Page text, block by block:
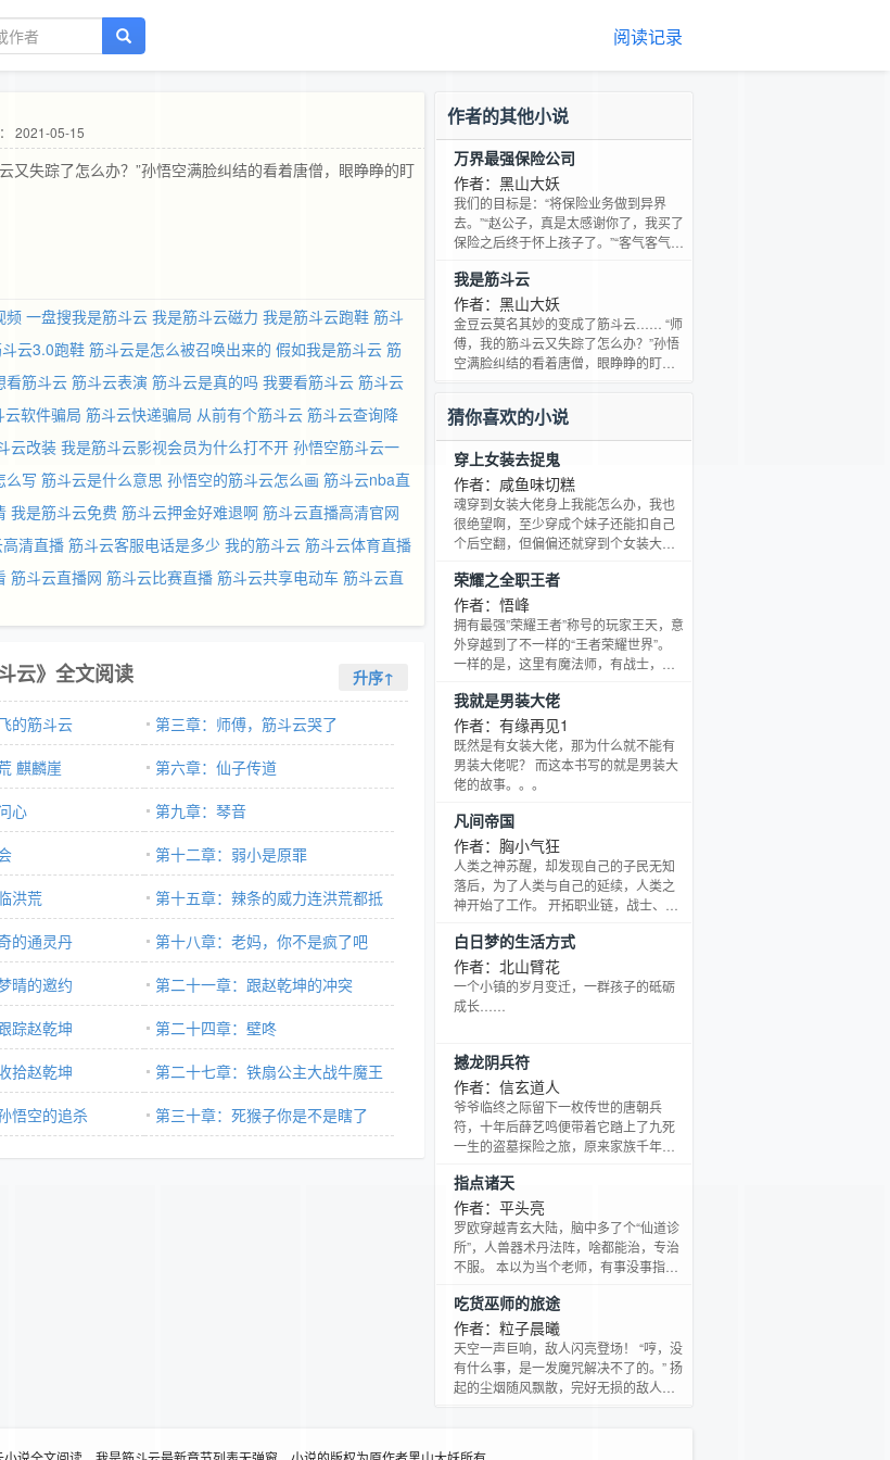
阅读记录
2021-05-15
失踪了怎么办？”孙悟空满脸纠结的看着唐僧，眼睁睁的盯
频 一盘搜我是筋斗云 我是筋斗云磁力 我是筋斗云跑鞋 筋斗
云3.0跑鞋 筋斗云是怎么被召唤出来的 假如我是筋斗云 筋
看筋斗云 筋斗云表演 筋斗云是真的吗 我要看筋斗云 筋斗云
云软件骗局 筋斗云快递骗局 从前有个筋斗云 筋斗云查询降
云改装 我是筋斗云影视会员为什么打不开 孙悟空筋斗云一
么写 筋斗云是什么意思 孙悟空的筋斗云怎么画 筋斗云nba直
我是筋斗云免费 筋斗云押金好难退啊 筋斗云直播高清官网
清直播 筋斗云客服电话是多少 我的筋斗云 筋斗云体育直播
筋斗云直播网 筋斗云比赛直播 筋斗云共享电动车 筋斗云直
云》全文阅读 升序↑
的筋斗云
第三章：师傅，筋斗云哭了
麒麟崖
第六章：仙子传道
心
第九章：琴音
第十二章：弱小是原罪
洪荒
第十五章：辣条的威力连洪荒都抵
挡不住
的通灵丹
第十八章：老妈，你不是疯了吧
晴的邀约
第二十一章：跟赵乾坤的冲突
踪赵乾坤
第二十四章：壁咚
拾赵乾坤
第二十七章：铁扇公主大战牛魔王
悟空的追杀 第三十章：死猴子你是不是瞎了
作者的其他小说
万界最强保险公司
作者：黑山大妖
我们的目标是：“将保险业务做到异界
去。”“赵公子，真是太感谢你了，我买了
保险之后终于怀上孩子了。”“客气客气，
我是筋斗云
作者：黑山大妖
金豆云莫名其妙的变成了筋斗云…… “师
傅，我的筋斗云又失踪了怎么办？”孙悟
空满脸纠结的看着唐僧，眼睁睁的盯着
猜你喜欢的小说
穿上女装去捉鬼
作者：咸鱼味切糕
魂穿到女装大佬身上我能怎么办，我也
很绝望啊，至少穿成个妹子还能扣自己
个后空翻，但偏偏还就穿到个女装大佬
了，至少人美身材好，我还能接受，但
你特么让我穿着女装去猎鬼是几个意
思？？
荣耀之全职王者
作者：悟峰
拥有最强”荣耀王者”称号的玩家王天，意
外穿越到了不一样的“王者荣耀世界”。
一样的是，这里有魔法师，有战士，有
过修炼，长生不老，开天辟地…… 穿越
过来的王天，继承了原主人全属性的特
点，从此他开启了一段不同寻常的“王者
之路”！ 路人甲:“你叫什么名字？” 王天:
“我叫王天，人称王小二”。*^_^* 路人乙:
是要成为王者的男
我就是男装大佬
作者：有缘再见1
既然是有女装大佬，那为什么就不能有
男装大佬呢？ 而这本书写的就是男装大
佬的故事。。。
凡间帝国
作者：胸小气狂
人类之神苏醒，却发现自己的子民无知
落后，为了人类与自己的延续，人类之
神开始了工作。 开拓职业链，战士、法
走大地…… 学习高精魔法，矮人机械，
窃取鼠人次元石，与森林精魄交流，驱
使亡灵，圣杯披甲，甚至Waaagh！ 重
新建立统治阶级，修改政策，鼓励生
705913059）
白日梦的生活方式
作者：北山臂花
一个小镇的岁月变迁，一群孩子的砥砺
成长……
撼龙阴兵符
作者：信玄道人
爷爷临终之际留下一枚传世的唐朝兵
符，十年后薛艺鸣便带着它踏上了九死
一生的盗墓探险之旅，原来家族千年守
地宫中竟然发现了未亡人？东海荒岛之
上可怕的神秘生物究竟是？
指点诸天
作者：平头亮
罗欧穿越青玄大陆，脑中多了个“仙道诊
所”，人兽器术丹法阵，啥都能治，专治
不服。 本以为当个老师，有事没事指点
了几次亏才明白，坏人奸，好人得更
奸……
吃货巫师的旅途
作者：粒子晨曦
天空一声巨响，敌人闪亮登场！ “哼，没
有什么事，是一发魔咒解决不了的。” 扬
起的尘烟随风飘散，完好无损的敌人与